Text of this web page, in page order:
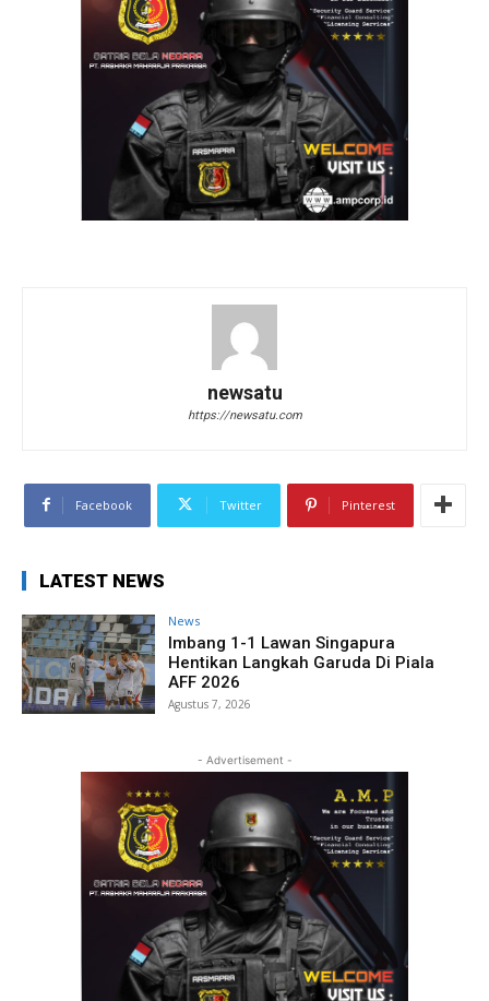
newsatu
https://newsatu.com
Facebook Twitter Pinterest
LATEST NEWS
News
Imbang 1-1 Lawan Singapura
Hentikan Langkah Garuda Di Piala
AFF 2026
Agustus 7, 2026
- Advertisement -